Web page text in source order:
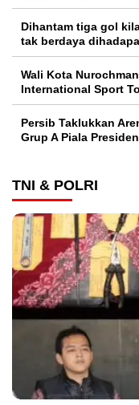
Dihantam tiga gol
tak berdaya
Wali Kota
International Sport
Persib Taklukkan
Grup A Piala
TNI & POLRI